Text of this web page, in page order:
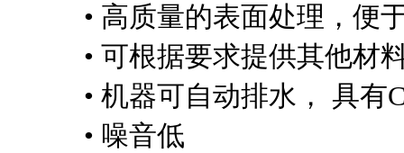
• 高质量的表面处理，便
• 可根据要求提供其他材料
• 机器可自动排水， 具有
• 噪音低